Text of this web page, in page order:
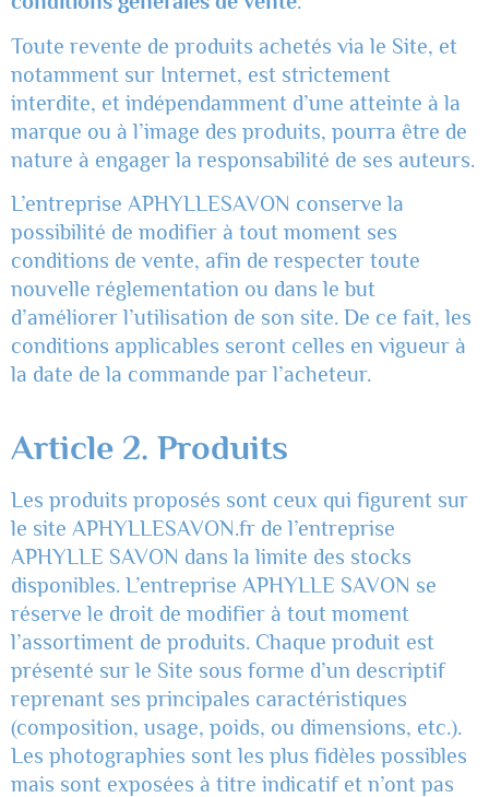
Toute revente de produits achetés via le Site, et
notamment sur Internet, est strictement
interdite, et indépendamment d’une atteinte à la
marque ou à l’image des produits, pourra être de
nature à engager la responsabilité de ses auteurs.
L’entreprise APHYLLESAVON conserve la
possibilité de modifier à tout moment ses
conditions de vente, afin de respecter toute
nouvelle réglementation ou dans le but
d’améliorer l’utilisation de son site. De ce fait, les
conditions applicables seront celles en vigueur à
la date de la commande par l’acheteur.
Article 2. Produits
Les produits proposés sont ceux qui figurent sur
le site APHYLLESAVON.fr de l’entreprise
APHYLLE SAVON dans la limite des stocks
disponibles. L’entreprise APHYLLE SAVON se
réserve le droit de modifier à tout moment
l’assortiment de produits. Chaque produit est
présenté sur le Site sous forme d’un descriptif
reprenant ses principales caractéristiques
(composition, usage, poids, ou dimensions, etc.).
Les photographies sont les plus fidèles possibles
mais sont exposées à titre indicatif et n’ont pas